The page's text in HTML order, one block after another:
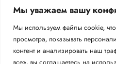
Мы уважаем вашу
Мы используем файлы cookie,
просмотра, показывать
контент и анализировать наш
все», вы соглашаетесь на
Обзор мотопомпы
Надежный помощник